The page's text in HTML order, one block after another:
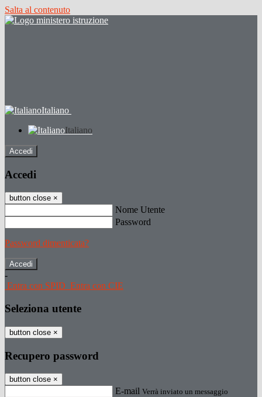
Salta al contenuto
Italiano
Italiano
Accedi
Accedi
button close ×
Nome Utente
Password
Password dimenticata?
-
Entra con SPID Entra con CIE
Seleziona utente
button close ×
Recupero password
button close ×
E-mail Verrà inviato un messaggio